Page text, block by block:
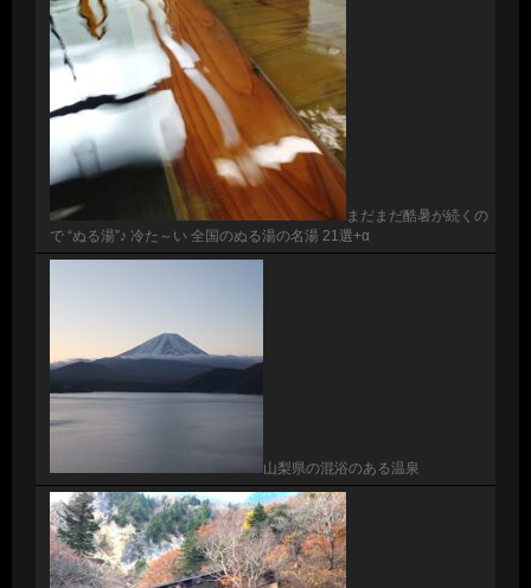
まだまだ酷暑が続くの
で “ぬる湯”♪ 冷た～い 全国のぬる湯の名湯 21選+α
山梨県の混浴のある温泉